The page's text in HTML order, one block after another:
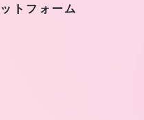
トフォーム